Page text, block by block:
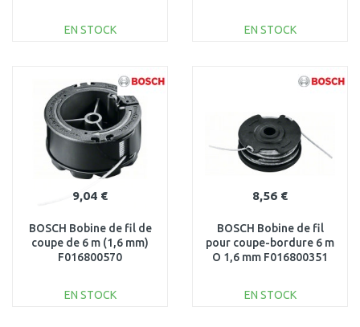
EN STOCK
Au comparatif
EN STOCK
9,04 €
BOSCH Bobine de fil de
coupe de 6 m (1,6 mm)
F016800570
EN STOCK
8,56 €
BOSCH Bobine de fil
pour coupe-bordure 6 m
O 1,6 mm F016800351
EN STOCK